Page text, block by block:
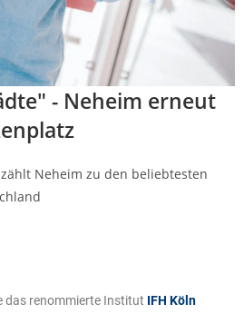
- Neheim erneut
Neheim zu den beliebtesten
das renommierte Institut IFH Köln